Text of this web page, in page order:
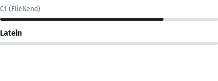
C1 (Fließend)
Latein